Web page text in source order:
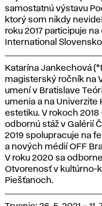
samostatnú výstavu
ktorý som nikdy
roku 2017 participuje
International
Katarína Jankechová
magisterský ročník na
umení v Bratislave
umenia a na
estetiku. V rokoch
odbornú stáž v Galérií
2019 spolupracuje na
a nových médií OFF
V roku 2020 sa
Otvorenosť v kultúrno-
Piešťanoch.